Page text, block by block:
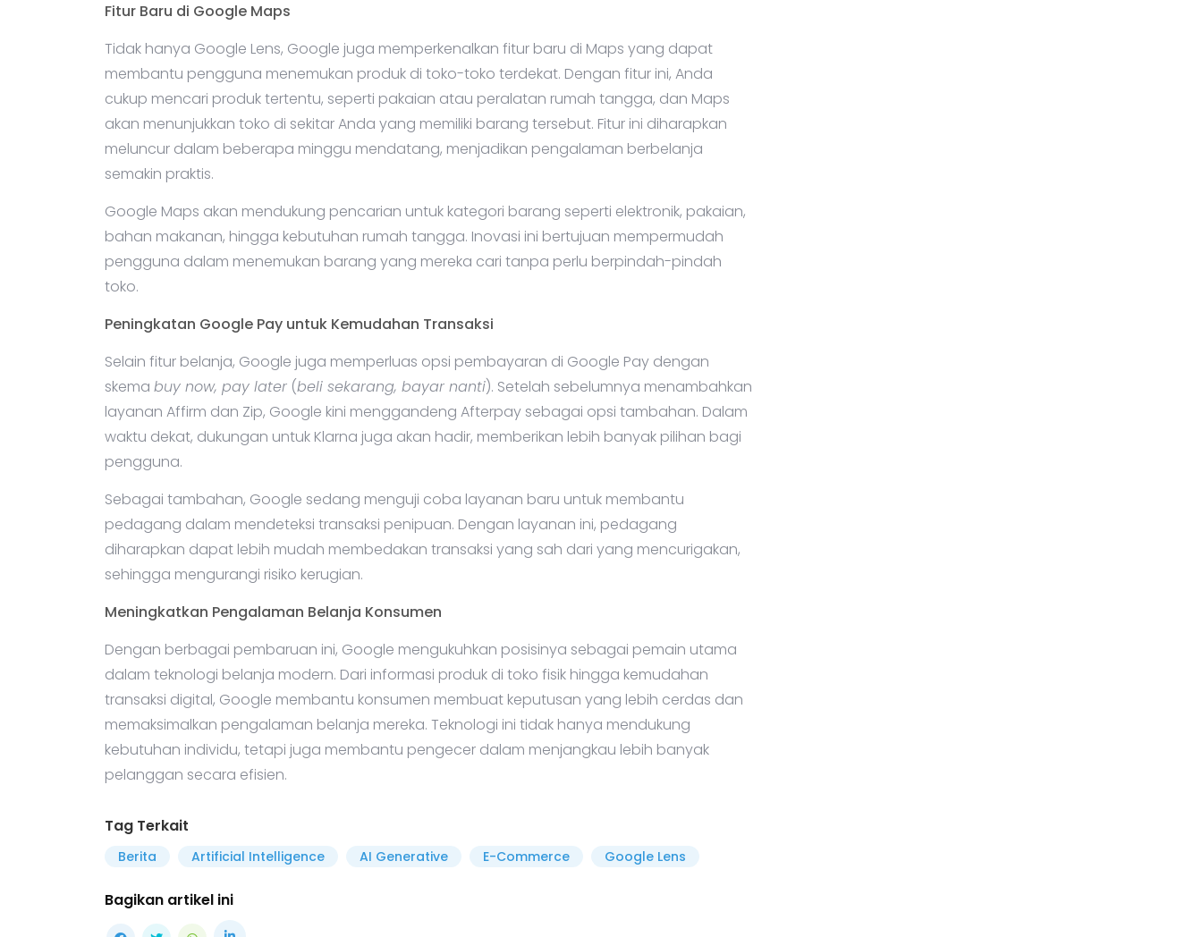
Fitur Baru di Google Maps
Tidak hanya Google Lens, Google juga memperkenalkan fitur baru di Maps yang dapat
membantu pengguna menemukan produk di toko-toko terdekat. Dengan fitur ini, Anda
cukup mencari produk tertentu, seperti pakaian atau peralatan rumah tangga, dan Maps
akan menunjukkan toko di sekitar Anda yang memiliki barang tersebut. Fitur ini diharapkan
meluncur dalam beberapa minggu mendatang, menjadikan pengalaman berbelanja
semakin praktis.
Google Maps akan mendukung pencarian untuk kategori barang seperti elektronik, pakaian,
bahan makanan, hingga kebutuhan rumah tangga. Inovasi ini bertujuan mempermudah
pengguna dalam menemukan barang yang mereka cari tanpa perlu berpindah-pindah
toko.
Peningkatan Google Pay untuk Kemudahan Transaksi
Selain fitur belanja, Google juga memperluas opsi pembayaran di Google Pay dengan
skema buy now, pay later (beli sekarang, bayar nanti). Setelah sebelumnya menambahkan
layanan Affirm dan Zip, Google kini menggandeng Afterpay sebagai opsi tambahan. Dalam
waktu dekat, dukungan untuk Klarna juga akan hadir, memberikan lebih banyak pilihan bagi
pengguna.
Sebagai tambahan, Google sedang menguji coba layanan baru untuk membantu
pedagang dalam mendeteksi transaksi penipuan. Dengan layanan ini, pedagang
diharapkan dapat lebih mudah membedakan transaksi yang sah dari yang mencurigakan,
sehingga mengurangi risiko kerugian.
Meningkatkan Pengalaman Belanja Konsumen
Dengan berbagai pembaruan ini, Google mengukuhkan posisinya sebagai pemain utama
dalam teknologi belanja modern. Dari informasi produk di toko fisik hingga kemudahan
transaksi digital, Google membantu konsumen membuat keputusan yang lebih cerdas dan
memaksimalkan pengalaman belanja mereka. Teknologi ini tidak hanya mendukung
kebutuhan individu, tetapi juga membantu pengecer dalam menjangkau lebih banyak
pelanggan secara efisien.
Tag Terkait
Berita Artificial Intelligence AI Generative E-Commerce Google Lens
Bagikan artikel ini